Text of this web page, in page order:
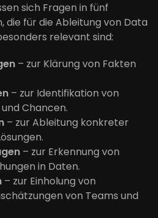
sich Fragen in fünf
die für die Ableitung von Data
relevant sind:
– zur Klärung von Fakten
– zur Identifikation von
Chancen.
– zur Ableitung konkreter
– zur Erkennung von
in Daten.
– zur Einholung von
von Teams und